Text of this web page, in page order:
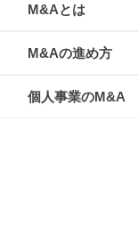
M&Aとは
M&Aの進め方
個人事業のM&A